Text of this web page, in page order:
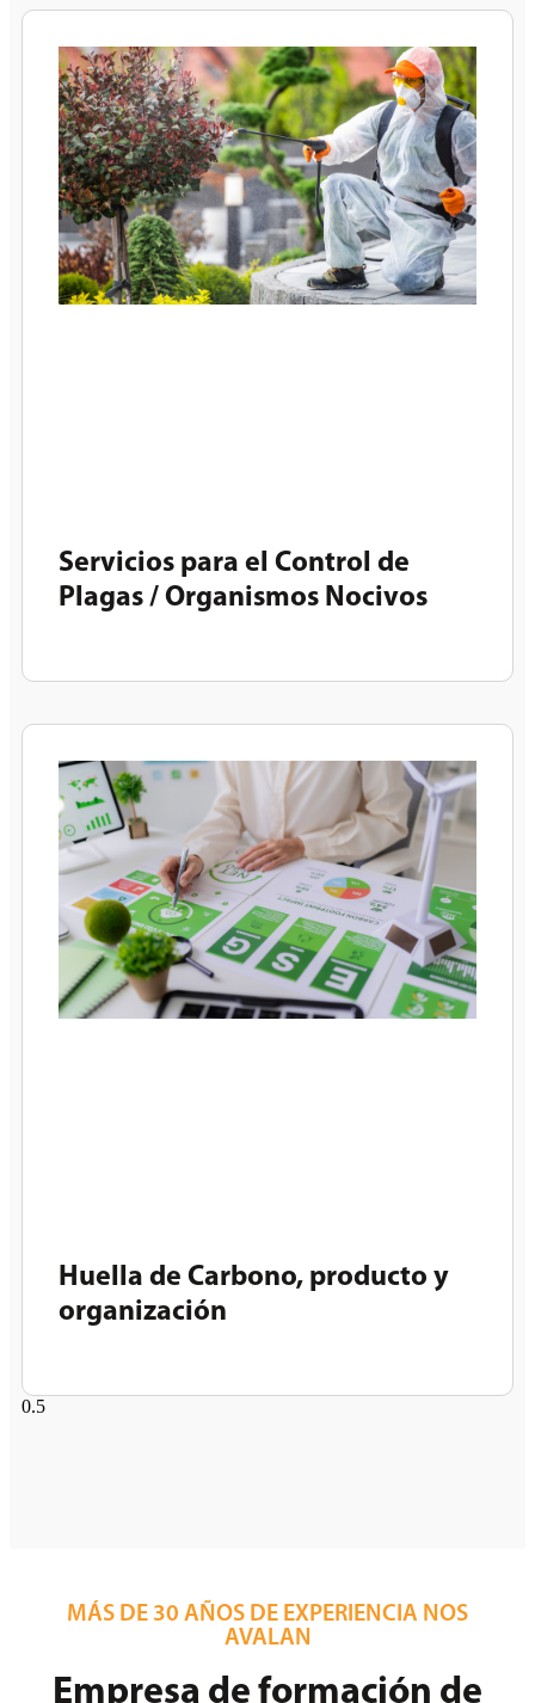
Servicios para el Control de
Plagas / Organismos Nocivos
Huella de Carbono, producto y
organización
MÁS DE 30 AÑOS DE EXPERIENCIA NOS
AVALAN
Empresa de formación de